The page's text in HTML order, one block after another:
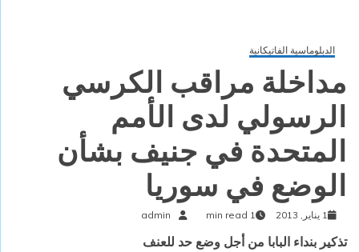
الدبلوماسية الفاتيكانية
مداخلة مراقب الكرسي
الرسولي لدى الأمم
المتحدة في جنيف بشأن
الوضع في سوريا
1 يناير, 2013 1 min read
admin
تذكير بنداء البابا من أجل وضع حد للعنف